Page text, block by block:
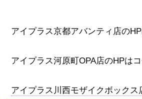
アイプラス京都アバンティ店の
アイプラス河原町OPA店のHPは
アイプラス川西モザイクボックス